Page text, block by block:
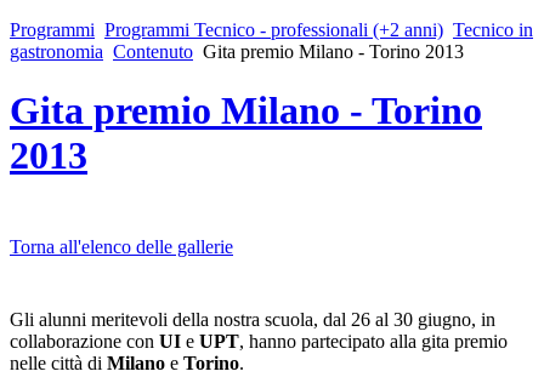
Programmi Programmi Tecnico - professionali (+2 anni) Tecnico in
gastronomia Contenuto Gita premio Milano - Torino 2013
Gita premio Milano - Torino
2013
Torna all'elenco delle gallerie
Gli alunni meritevoli della nostra scuola, dal 26 al 30 giugno, in
collaborazione con UI e UPT, hanno partecipato alla gita premio
nelle città di Milano e Torino.